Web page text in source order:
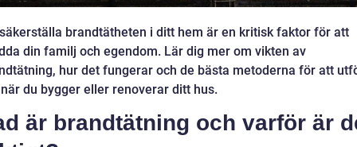
brandtätheten i ditt hem är en kritisk faktor för att
din familj och egendom. Lär dig mer om vikten av
hur det fungerar och de bästa metoderna för att
du bygger eller renoverar ditt hus.
är brandtätning och varför är